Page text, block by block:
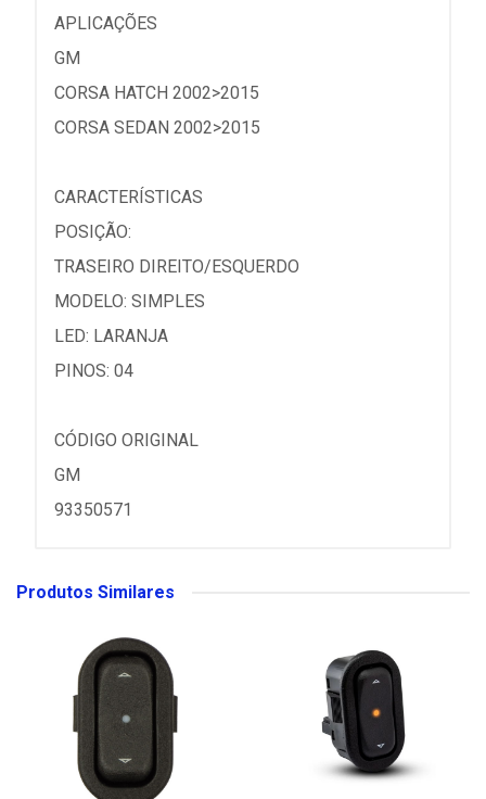
APLICAÇÕES
GM
CORSA HATCH 2002>2015
CORSA SEDAN 2002>2015
CARACTERÍSTICAS
POSIÇÃO:
TRASEIRO DIREITO/ESQUERDO
MODELO: SIMPLES
LED: LARANJA
PINOS: 04
CÓDIGO ORIGINAL
GM
93350571
Produtos Similares